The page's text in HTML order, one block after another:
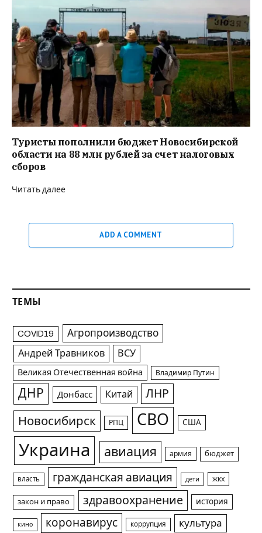
Туристы пополнили бюджет Новосибирской
области на 88 млн рублей за счет налоговых
сборов
Читать далее
ADD A COMMENT
ТЕМЫ
COVID19 Агропроизводство
Андрей Травников ВСУ
Великая Отечественная война Владимир Путин
ДНР Донбасс Китай ЛНР
Новосибирск РПЦ СВО США
Украина авиация армия бюджет
власть гражданская авиация дети жкх
закон и право здравоохранение история
кино коронавирус коррупция
культура